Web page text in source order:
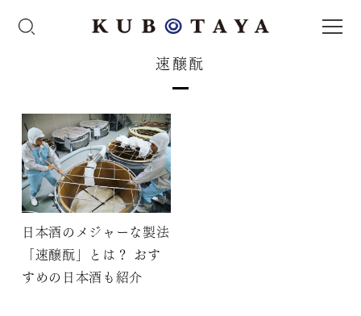
速醸酛
日本酒のメジャーな製法
「速醸酛」とは？ おす
すめの日本酒も紹介